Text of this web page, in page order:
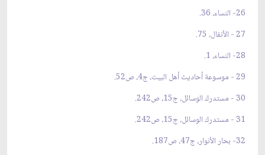
26- النساء، 36.
27 - الأنفال، 75.
28- النساء، 1.
29 - موسوعة أحاديث أهل البيت، ج4، ص52.
30 - مستدرك الوسائل، ج15، ص242.
31 - مستدرك الوسائل، ج15، ص242.
32- بحار الأنوار، ج47، ص187.